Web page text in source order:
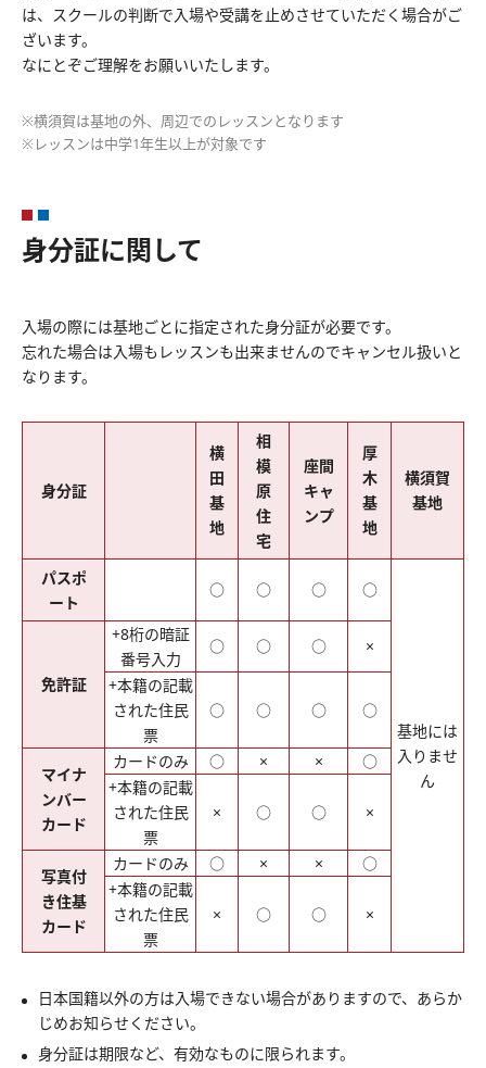
は、スクールの判断で入場や受講を止めさせていただく場合がご
ざいます。
なにとぞご理解をお願いいたします。
※横須賀は基地の外、周辺でのレッスンとなります
※レッスンは中学1年生以上が対象です
身分証に関して
入場の際には基地ごとに指定された身分証が必要です。
忘れた場合は入場もレッスンも出来ませんのでキャンセル扱いと
なります。
身分証
横
田
基
地
相
模
原
住
宅
座間
キャ
ンプ
厚
木
基
地
横須賀
基地
パスポ
ート
○ ○ ○ ○
基地には
入りませ
ん
免許証
+8桁の暗証
番号入力
○ ○ ○
×
+本籍の記載
された住民
票
○ ○ ○ ○
マイナ
ンバー
カード
カードのみ ○ × ×
○
+本籍の記載
された住民
票
× ○ ○ ×
写真付
き住基
カード
カードのみ ○ × ×
○
+本籍の記載
された住民
票
× ○ ○ ×
日本国籍以外の方は入場できない場合がありますので、あらか
じめお知らせください。
身分証は期限など、有効なものに限られます。